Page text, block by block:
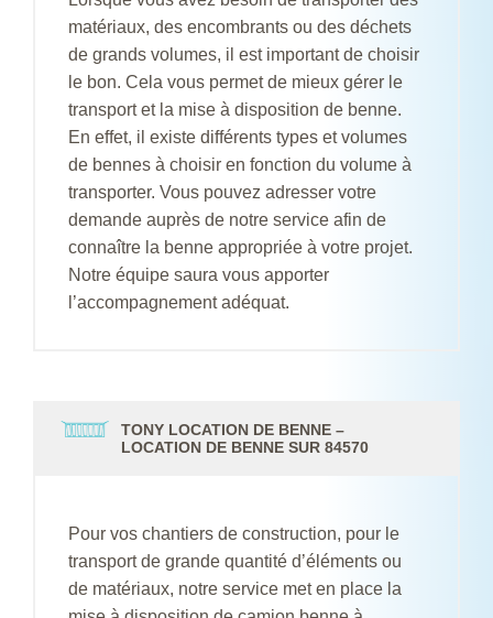
matériaux, des encombrants ou des déchets
de grands volumes, il est important de choisir
le bon. Cela vous permet de mieux gérer le
transport et la mise à disposition de benne.
En effet, il existe différents types et volumes
de bennes à choisir en fonction du volume à
transporter. Vous pouvez adresser votre
demande auprès de notre service afin de
connaître la benne appropriée à votre projet.
Notre équipe saura vous apporter
l’accompagnement adéquat.
TONY LOCATION DE BENNE –
LOCATION DE BENNE SUR 84570
Pour vos chantiers de construction, pour le
transport de grande quantité d’éléments ou
de matériaux, notre service met en place la